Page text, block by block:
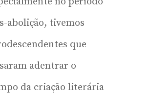
abolição, tivemos
que
adentrar o
da criação literária